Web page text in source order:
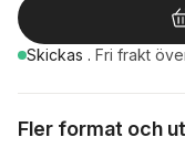
Skickas . Fri frakt
Fler format och